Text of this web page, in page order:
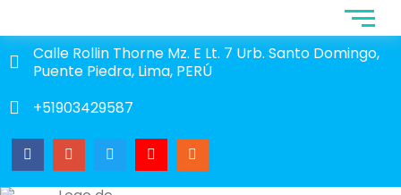
Calle Rollin Thorne Mz. E Lt. 7 Urb. Santo Domingo,
Puente Piedra, Lima, PERÚ
+51903429587